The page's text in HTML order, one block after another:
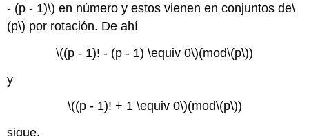
- (p - 1)\) en número y estos vienen en conjuntos de\
(p\) por rotación. De ahí
\((p - 1)! - (p - 1) \equiv 0\)(mod\(p\))
y
\((p - 1)! + 1 \equiv 0\)(mod\(p\))
sigue.